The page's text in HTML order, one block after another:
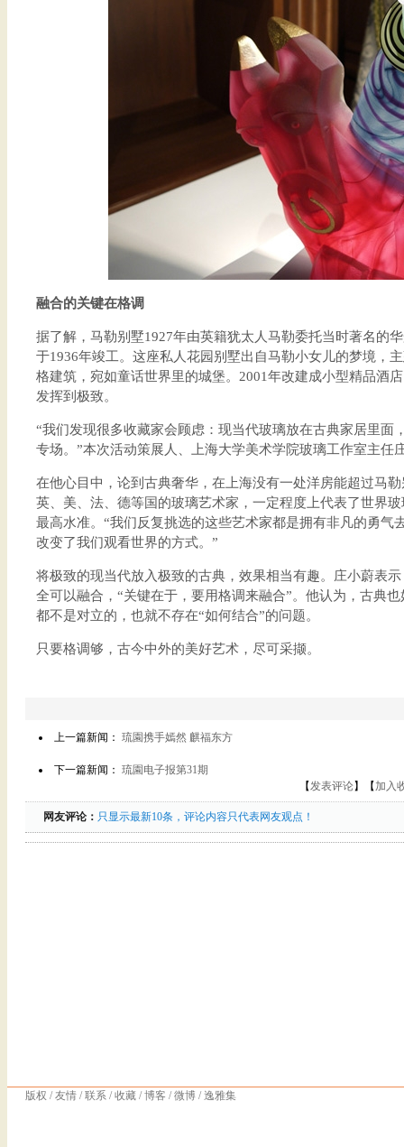
融合的关键在格调
据了解，马勒别墅1927年由英籍犹太人马勒委托当时著名的
于1936年竣工。这座私人花园别墅出自马勒小女儿的梦境，
格建筑，宛如童话世界里的城堡。2001年改建成小型精品酒
发挥到极致。
“我们发现很多收藏家会顾虑：现当代玻璃放在古典家居里面
专场。”本次活动策展人、上海大学美术学院玻璃工作室主任
在他心目中，论到古典奢华，在上海没有一处洋房能超过马
英、美、法、德等国的玻璃艺术家，一定程度上代表了世界
最高水准。“我们反复挑选的这些艺术家都是拥有非凡的勇气
改变了我们观看世界的方式。”
将极致的现当代放入极致的古典，效果相当有趣。庄小蔚表
全可以融合，“关键在于，要用格调来融合”。他认为，古典
都不是对立的，也就不存在“如何结合”的问题。
只要格调够，古今中外的美好艺术，尽可采撷。
上一篇新闻： 琉園携手嫣然 麒福东方
下一篇新闻： 琉園电子报第31期
【发表评论】【 加入
网友评论： 只显示最新10条，评论内容只代表网友观点！
版权 /友情 /联系 /收藏 /博客 /微博 /逸雅集